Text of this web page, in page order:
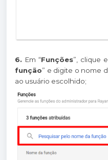
6. Em “Funções”, clique
função” e digite o nome
ao usuário escolhido;